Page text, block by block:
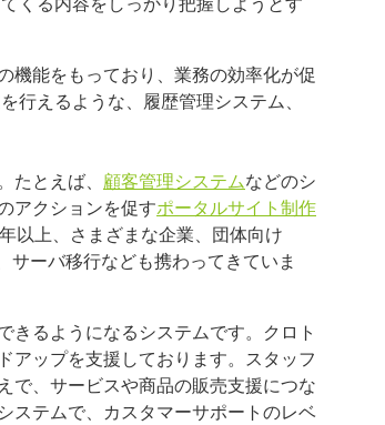
機能をもっており、業務の効率化が促
えるような、履歴管理システム、
とえば、 顧客管理システムなどのシ
アクションを促すポータルサイト制作
以上、さまざまな企業、団体向け
ーバ移行なども携わってきていま
るようになるシステムです。クロト
アップを支援しております。スタッフ
で、サービスや商品の販売支援につな
ステムで、カスタマーサポートのレベ